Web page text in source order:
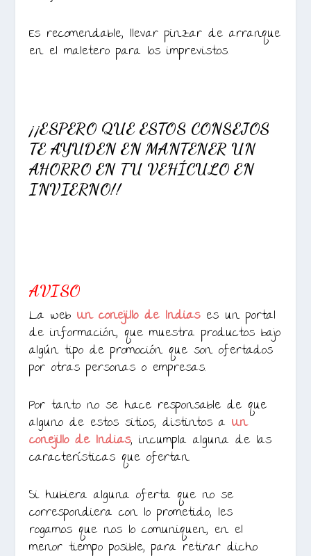
Es recomendable, llevar pinzar de arranque
en el maletero para los imprevistos.
¡¡ESPERO QUE ESTOS CONSEJOS
TE AYUDEN EN MANTENER UN
AHORRO EN TU VEHÍCULO EN
INVIERNO!!
AVISO
La webUn conejillo de Indias es un portal
de información, que muestra productos bajo
algún tipo de promoción que son ofertados
por otras personas o empresas.
Por tanto no se hace responsable de que
alguno de estos sitios, distintos aUn
conejillo de Indias, incumpla alguna de las
características que ofertan.
Si hubiera alguna oferta que no se
correspondiera con lo prometido, les
rogamos que nos lo comuniquen, en el
menor tiempo posible, para retirar dicho